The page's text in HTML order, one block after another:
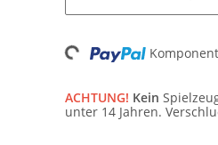
Loading...
ACHTUNG! Kein
unter 14 Jahren.